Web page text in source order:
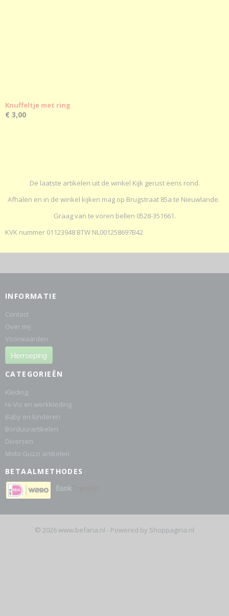
Knuffeltje met ring
€ 3,00
De laatste artikelen uit de winkel Kijk gerust eens rond.
Afhalen en in de winkel kijken mag op Brugstraat 85a te Nieuwlande.
Graag van te voren bellen 0528-351661.
KVK nummer 01123948 BTW NL001258697B42
INFORMATIE
Contact
Over mij
Voorwaarden
Herroeping
CATEGORIEËN
Kleding
Hi-Viz en werkkleding
Baby en kinderen
Borduurartikelen
Diversen
Moto Guzzi artikelen
BETAALMETHODES
© 2026 www.befana.nl - Powered by Shoppagina.nl